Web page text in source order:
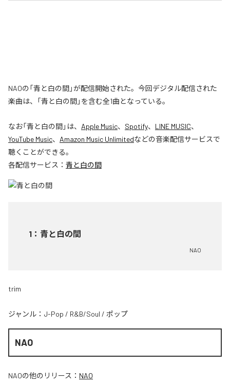
NAOの「青と白の間」が配信開始された。今回デジタル配信された
楽曲は、「青と白の間」を含む全1曲となっている。
なお「青と白の間」は、 Apple Music、 Spotify、 LINE MUSIC、
YouTube Music、 Amazon Music Unlimitedなどの音楽配信サービスで
聴くことができる。
各配信サービス： 青と白の間
1 ： 青と白の間
NAO
trim
ジャンル： J-Pop / R&B/Soul / ポップ
NAO
NAOの他のリリース： NAO